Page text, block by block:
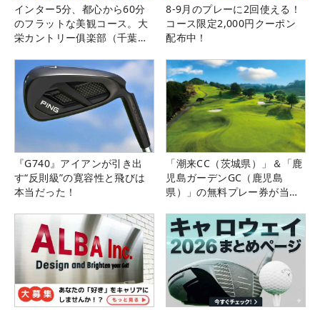
インター5分、都心から60分
のフラットな美観コース。大
栄カントリー俱楽部（千葉
8-9月のプレーに2回使える！
コース限定2,000円クーポン
配布中！
『G740』アイアンが引き出
す“反則級”の寛容性と飛びは
本当だった！
「潮来CC（茨城県）」＆「鹿
児島ガーデンGC（鹿児島
県）」の無料プレー券が当た